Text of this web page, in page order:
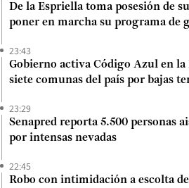
De la Espriella toma posesión de
poner en marcha su programa de
23:43
Gobierno activa Código Azul en
siete comunas del país por bajas
23:29
Senapred reporta 5.500 personas
por intensas nevadas
22:45
Robo con intimidación a escolta